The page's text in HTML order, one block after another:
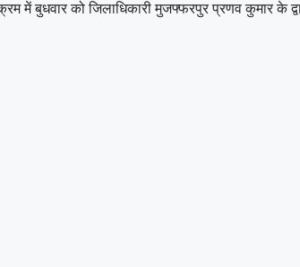
में बुधवार को जिलाधिकारी मुजफ्फरपुर प्रणव कुमार के